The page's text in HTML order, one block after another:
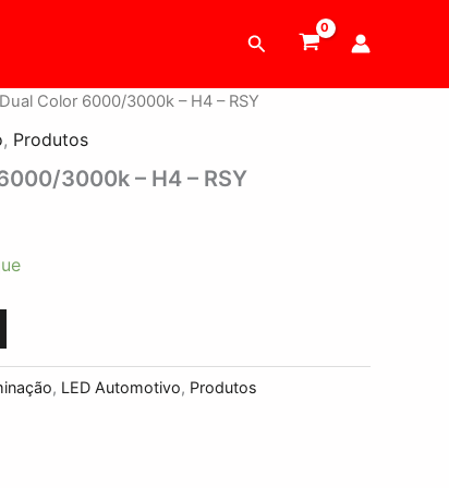
Pesquisar
Color 6000/3000k – H4 – RSY
, Produtos
3000k – H4 – RSY
, LED Automotivo, Produtos